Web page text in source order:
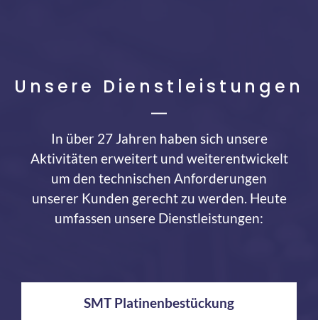
Unsere Dienstleistungen
In über 27 Jahren haben sich unsere
Aktivitäten erweitert und weiterentwickelt
um den technischen Anforderungen
unserer Kunden gerecht zu werden. Heute
umfassen unsere Dienstleistungen:
SMT Platinenbestückung